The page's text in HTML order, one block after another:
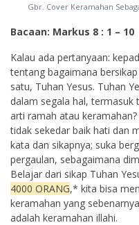
Gbr. Cover Keramahan
Bacaan: Markus 8 : 1 – 10
Kalau ada pertanyaan:
tentang bagaimana
satu, Tuhan Yesus. Tuhan
dalam segala hal, termasuk
arti ramah atau
tidak sekedar baik hati dan
kata dan sikapnya; suka
pergaulan, sebagaimana
Belajar dari sikap Tuhan
4000 ORANG,* kita bisa
keramahan yang
adalah keramahan illahi.